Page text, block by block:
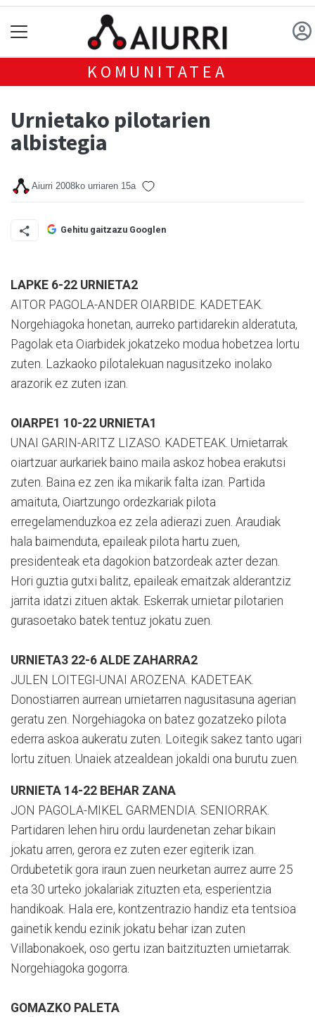
KOMUNITATEA
Urnietako pilotarien
albistegia
Aiurri 2008ko urriaren 15a
Gehitu gaitzazu Googlen
LAPKE 6-22 URNIETA2
AITOR PAGOLA-ANDER OIARBIDE. KADETEAK.
Norgehiagoka honetan, aurreko partidarekin alderatuta,
Pagolak eta Oiarbidek jokatzeko modua hobetzea lortu
zuten. Lazkaoko pilotalekuan nagusitzeko inolako
arazorik ez zuten izan.
OIARPE1 10-22 URNIETA1
UNAI GARIN-ARITZ LIZASO. KADETEAK. Urnietarrak
oiartzuar aurkariek baino maila askoz hobea erakutsi
zuten. Baina ez zen ika mikarik falta izan. Partida
amaituta, Oiartzungo ordezkariak pilota
erregelamenduzkoa ez zela adierazi zuen. Araudiak
hala baimenduta, epaileak pilota hartu zuen,
presidenteak eta dagokion batzordeak azter dezan.
Hori guztia gutxi balitz, epaileak emaitzak alderantziz
jarrita idatzi zituen aktak. Eskerrak urnietar pilotarien
gurasoetako batek tentuz jokatu zuen.
URNIETA3 22-6 ALDE ZAHARRA2
JULEN LOITEGI-UNAI AROZENA. KADETEAK.
Donostiarren aurrean urnietarren nagusitasuna agerian
geratu zen. Norgehiagoka on batez gozatzeko pilota
ederra askoa aukeratu zuten. Loitegik sakez tanto ugari
lortu zituen. Unaiek atzealdean jokaldi ona burutu zuen.
URNIETA 14-22 BEHAR ZANA
JON PAGOLA-MIKEL GARMENDIA. SENIORRAK.
Partidaren lehen hiru ordu laurdenetan zehar bikain
jokatu arren, gerora ez zuten ezer egiterik izan.
Ordubetetik gora iraun zuen neurketan aurrez aurre 25
eta 30 urteko jokalariak zituzten eta, esperientzia
handikoak. Hala ere, kontzentrazio handiz eta tentsioa
gainetik kendu ezinik jokatu behar izan zuten
Villabonakoek, oso gertu izan baitzituzten urnietarrak.
Norgehiagoka gogorra.
GOMAZKO PALETA